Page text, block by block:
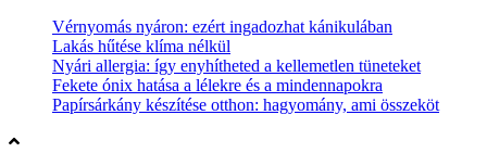
Vérnyomás nyáron: ezért ingadozhat kánikulában
Lakás hűtése klíma nélkül
Nyári allergia: így enyhítheted a kellemetlen tüneteket
Fekete ónix hatása a lélekre és a mindennapokra
Papírsárkány készítése otthon: hagyomány, ami összeköt